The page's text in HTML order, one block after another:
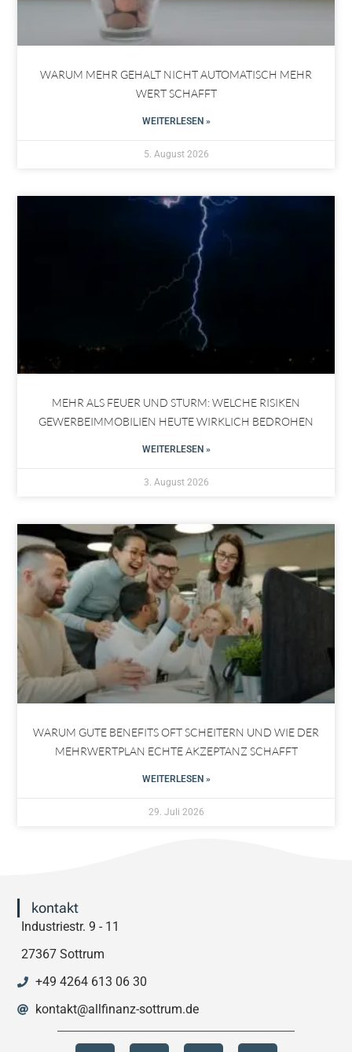
WARUM MEHR GEHALT NICHT AUTOMATISCH MEHR
WERT SCHAFFT
WEITERLESEN »
5. August 2026
MEHR ALS FEUER UND STURM: WELCHE RISIKEN
GEWERBEIMMOBILIEN HEUTE WIRKLICH BEDROHEN
WEITERLESEN »
3. August 2026
WARUM GUTE BENEFITS OFT SCHEITERN UND WIE DER
MEHRWERTPLAN ECHTE AKZEPTANZ SCHAFFT
WEITERLESEN »
29. Juli 2026
kontakt
Industriestr. 9 - 11
27367 Sottrum
+49 4264 613 06 30
kontakt@allfinanz-sottrum.de